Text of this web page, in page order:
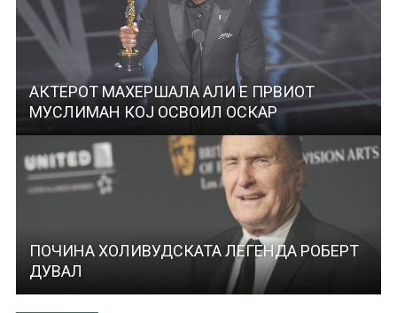
АКТЕРОТ МАХЕРШАЛА АЛИ Е ПРВИОТ
МУСЛИМАН КОЈ ОСВОИЛ ОСКАР
ПОЧИНА ХОЛИВУДСКАТА ЛЕГЕНДА РОБЕРТ
ДУВАЛ